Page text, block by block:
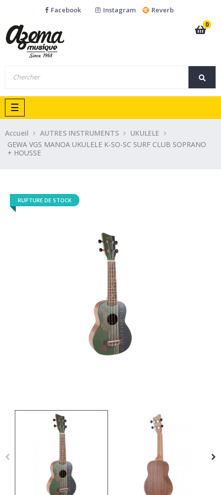
Facebook Instagram
Reverb
0
Basculer
la
navigation
☰
Accueil AUTRES INSTRUMENTS
UKULELE
GEWA VGS MANOA UKULELE K-SO-SC SURF CLUB SOPRANO
+ HOUSSE
RUPTURE DE STOCK